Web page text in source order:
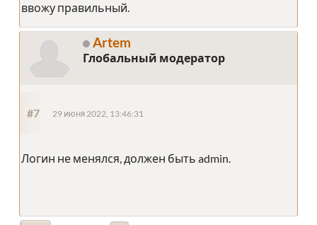
ввожу правильный.
Artem
Глобальный модератор
#7 29 июня 2022, 13:46:31
Логин не менялся, должен быть admin.